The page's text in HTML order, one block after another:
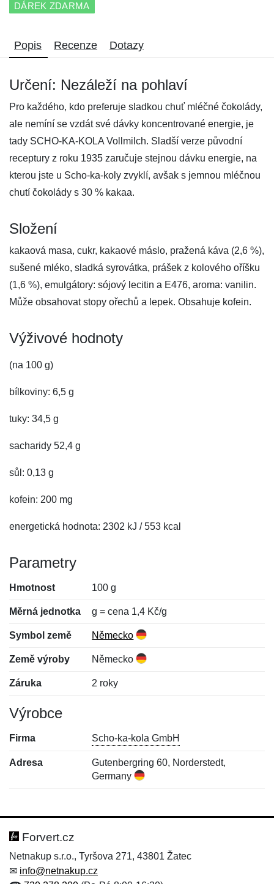
DÁREK ZDARMA
Popis Recenze Dotazy
Určení: Nezáleží na pohlaví
Pro každého, kdo preferuje sladkou chuť mléčné čokolády,
ale nemíní se vzdát své dávky koncentrované energie, je
tady SCHO-KA-KOLA Vollmilch. Sladší verze původní
receptury z roku 1935 zaručuje stejnou dávku energie, na
kterou jste u Scho-ka-koly zvyklí, avšak s jemnou mléčnou
chutí čokolády s 30 % kakaa.
Složení
kakaová masa, cukr, kakaové máslo, pražená káva (2,6 %),
sušené mléko, sladká syrovátka, prášek z kolového oříšku
(1,6 %), emulgátory: sójový lecitin a E476, aroma: vanilin.
Může obsahovat stopy ořechů a lepek. Obsahuje kofein.
Výživové hodnoty
(na 100 g)
bílkoviny: 6,5 g
tuky: 34,5 g
sacharidy 52,4 g
sůl: 0,13 g
kofein: 200 mg
energetická hodnota: 2302 kJ / 553 kcal
Parametry
Hmotnost 100 g
Měrná jednotka g = cena 1,4 Kč/g
Symbol země Německo
Země výroby Německo
Záruka 2 roky
Výrobce
Firma Scho-ka-kola GmbH
Adresa
Gutenbergring 60, Norderstedt,
Germany
Hodnocení:
Jméno:
Forvert.cz
Netnakup s.r.o., Tyršova 271, 43801 Žatec
✉ info@netnakup.cz